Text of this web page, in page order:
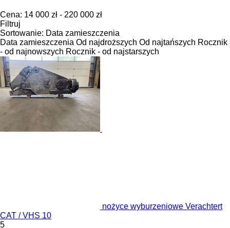
Cena: 14 000 zł - 220 000 zł
Filtruj
Sortowanie: Data zamieszczenia
Data zamieszczenia Od najdroższych Od najtańszych Rocznik
- od najnowszych Rocznik - od najstarszych
nożyce wyburzeniowe Verachtert
CAT / VHS 10
5